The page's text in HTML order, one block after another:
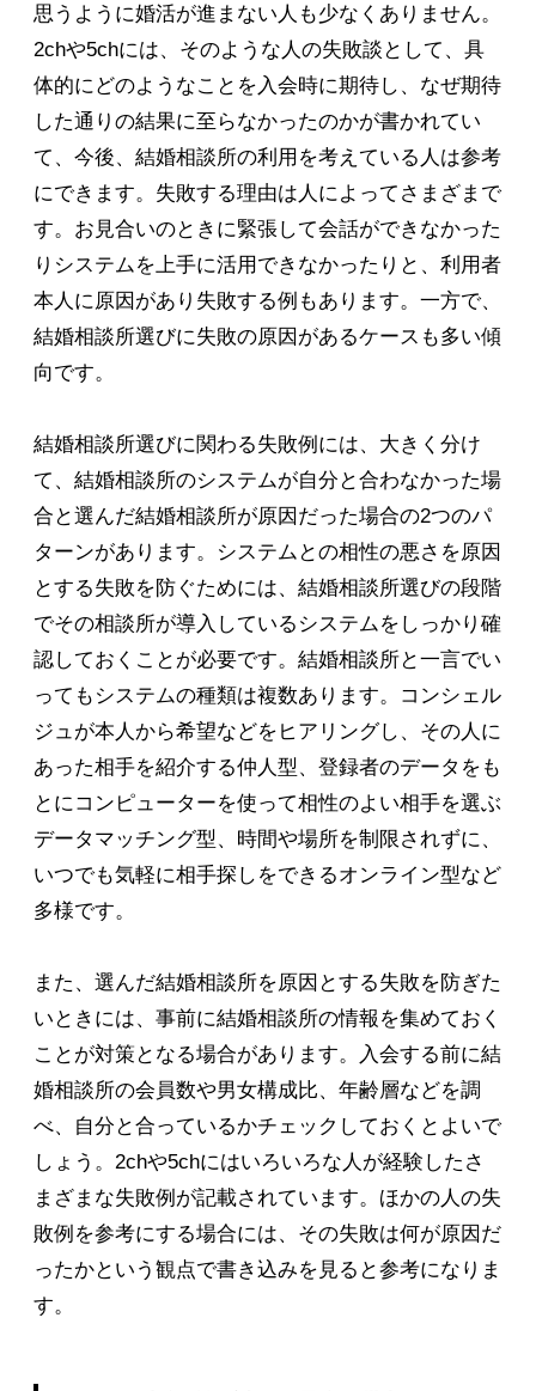
思うように婚活が進まない人も少なくありません。
2chや5chには、そのような人の失敗談として、具
体的にどのようなことを入会時に期待し、なぜ期待
した通りの結果に至らなかったのかが書かれてい
て、今後、結婚相談所の利用を考えている人は参考
にできます。失敗する理由は人によってさまざまで
す。お見合いのときに緊張して会話ができなかった
りシステムを上手に活用できなかったりと、利用者
本人に原因があり失敗する例もあります。一方で、
結婚相談所選びに失敗の原因があるケースも多い傾
向です。
結婚相談所選びに関わる失敗例には、大きく分け
て、結婚相談所のシステムが自分と合わなかった場
合と選んだ結婚相談所が原因だった場合の2つのパ
ターンがあります。システムとの相性の悪さを原因
とする失敗を防ぐためには、結婚相談所選びの段階
でその相談所が導入しているシステムをしっかり確
認しておくことが必要です。結婚相談所と一言でい
ってもシステムの種類は複数あります。コンシェル
ジュが本人から希望などをヒアリングし、その人に
あった相手を紹介する仲人型、登録者のデータをも
とにコンピューターを使って相性のよい相手を選ぶ
データマッチング型、時間や場所を制限されずに、
いつでも気軽に相手探しをできるオンライン型など
多様です。
また、選んだ結婚相談所を原因とする失敗を防ぎた
いときには、事前に結婚相談所の情報を集めておく
ことが対策となる場合があります。入会する前に結
婚相談所の会員数や男女構成比、年齢層などを調
べ、自分と合っているかチェックしておくとよいで
しょう。2chや5chにはいろいろな人が経験したさ
まざまな失敗例が記載されています。ほかの人の失
敗例を参考にする場合には、その失敗は何が原因だ
ったかという観点で書き込みを見ると参考になりま
す。